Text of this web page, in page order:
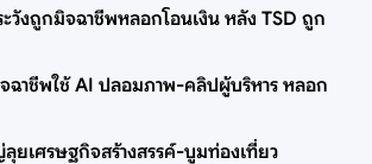
วังถูกมิจฉาชีพหลอกโอนเงิน หลัง TSD ถูก
ฉาชีพใช้ AI ปลอมภาพ-คลิปผู้บริหาร หลอก
ยเศรษฐกิจสร้างสรรค์-บูมท่องเที่ยว